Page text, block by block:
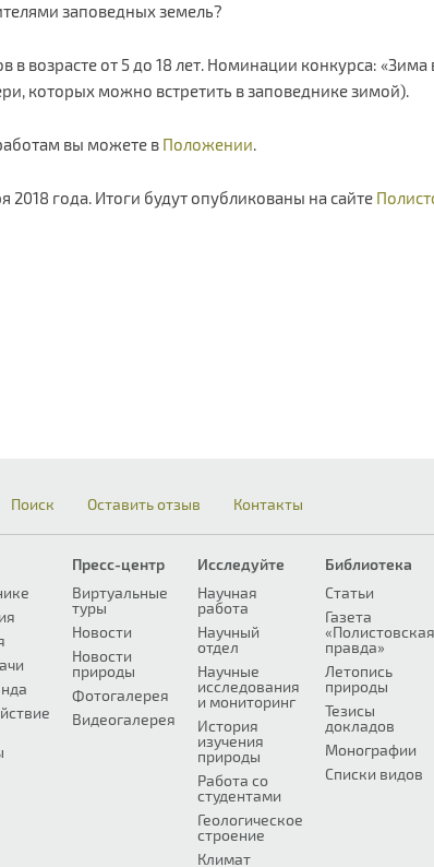
заповедных земель?
возрасте от 5 до 18 лет. Номинации конкурса:
которых можно встретить в заповеднике зимой).
вы можете в Положении.
2018 года. Итоги будут опубликованы на сайте
Поиск Оставить отзыв Контакты
Пресс-центр
Виртуальные
туры
Новости
Новости
природы
Фотогалерея
Видеогалерея
Исследуйте
Научная
работа
Научный
отдел
Научные
исследования
и мониторинг
История
изучения
природы
Работа со
студентами
Геологическое
строение
Климат
Библиотека
Статьи
Газета
«Полистовская
правда»
Летопись
природы
Тезисы
докладов
Монографии
Списки видов